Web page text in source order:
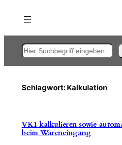
Inhalt
springen
Suchen
Schlagwort: Kalkulation
VK1 kalkulieren sowie
beim Wareneingang